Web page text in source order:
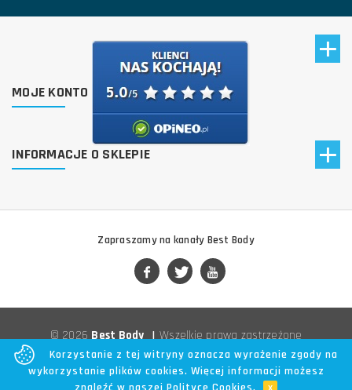
MOJE KONTO
INFORMACJE O SKLEPIE
Zapraszamy na kanały Best Body
© 2026Best Body | Wszelkie prawa zastrzeżone
Korzystanie z tej witryny oznacza wyrażenie zgody na
wykorzystanie plików cookies. Więcej informacji możesz